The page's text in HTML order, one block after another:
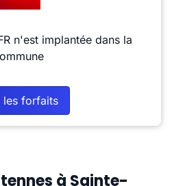
n'est implantée dans la
les forfaits
à Sainte-